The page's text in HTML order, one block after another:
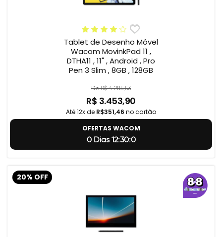
Tablet de Desenho Móvel
Wacom MovinkPad 11 ,
DTHA11 , 11" , Android , Pro
Pen 3 Slim , 8GB , 128GB
De R$ 4.285,53
R$ 3.453,90
Até 12x de R$351,46 no cartão
OFERTAS WACOM
0 Dias 12:29:59
20% OFF